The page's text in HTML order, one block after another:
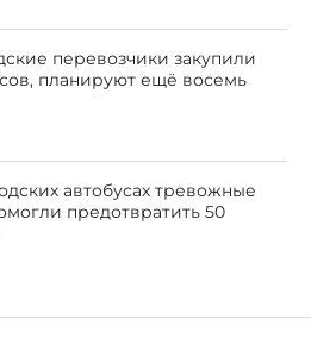
перевозчики закупили
планируют ещё восемь
автобусах тревожные
предотвратить 50